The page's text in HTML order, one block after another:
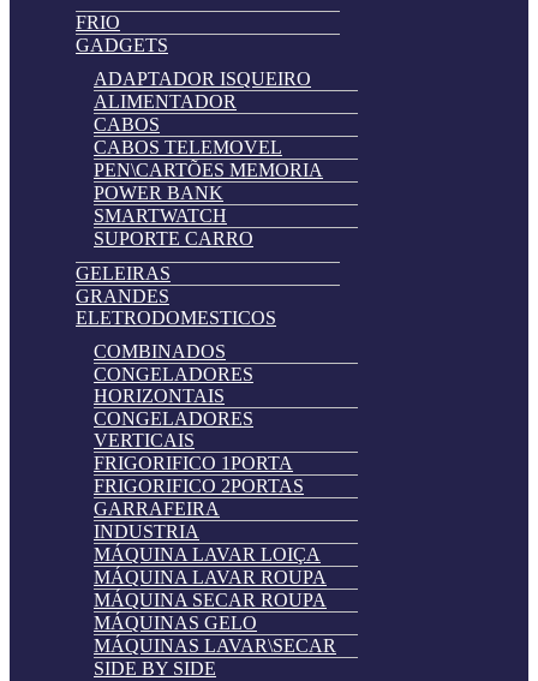
FRIO
GADGETS
ADAPTADOR ISQUEIRO
ALIMENTADOR
CABOS
CABOS TELEMOVEL
PEN\CARTÕES MEMORIA
POWER BANK
SMARTWATCH
SUPORTE CARRO
GELEIRAS
GRANDES
ELETRODOMESTICOS
COMBINADOS
CONGELADORES
HORIZONTAIS
CONGELADORES
VERTICAIS
FRIGORIFICO 1PORTA
FRIGORIFICO 2PORTAS
GARRAFEIRA
INDUSTRIA
MÁQUINA LAVAR LOIÇA
MÁQUINA LAVAR ROUPA
MÁQUINA SECAR ROUPA
MÁQUINAS GELO
MÁQUINAS LAVAR\SECAR
SIDE BY SIDE